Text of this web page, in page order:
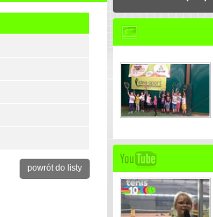
powrót do listy